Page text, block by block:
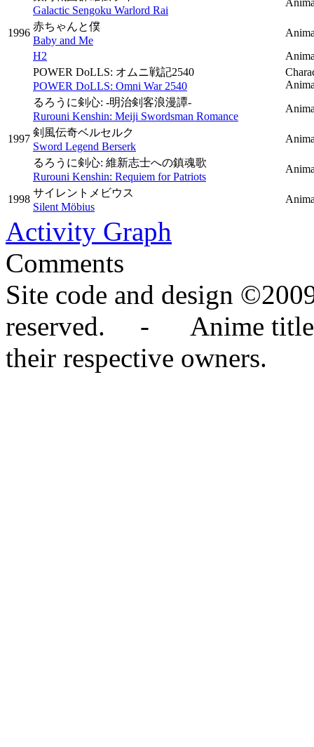
Galactic Sengoku Warlord Rai
1996
赤ちゃんと僕
Baby and Me
H2
POWER DoLLS: オムニ戦記2540
POWER DoLLS: Omni War 2540
るろうに剣心: -明治剣客浪漫譚-
Rurouni Kenshin: Meiji Swordsman Romance
1997
剣風伝奇ベルセルク
Sword Legend Berserk
るろうに剣心: 維新志士への鎮魂歌
Rurouni Kenshin: Requiem for Patriots
1998
サイレントメビウス
Silent Möbius
Activity Graph
Comments
Site code and design
reserved. - Anime titles,
their respective owners.